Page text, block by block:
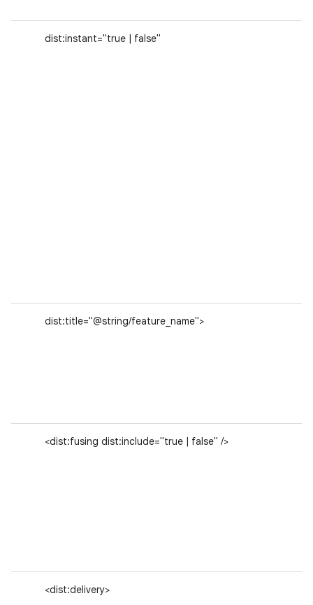
dist:instant="true | false"
dist:title="@string/feature_name">
<dist:fusing dist:include="true | false" />
<dist:delivery>